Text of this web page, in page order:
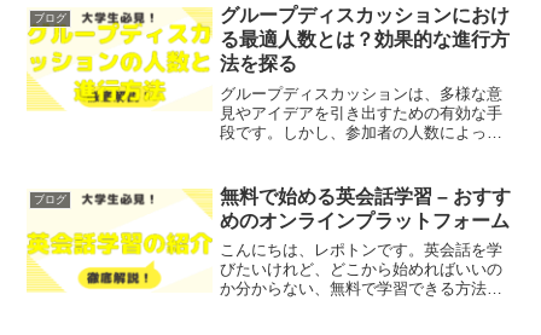
ブログ
グループディスカッションにおけ
る最適人数とは？効果的な進行方
法を探る
グループディスカッションは、多様な意
見やアイデアを引き出すための有効な手
段です。しかし、参加者の人数によって
「なぜ人数が重要なのか？」とお悩みで
はないでしょうか？そこで今...
ブログ
無料で始める英会話学習 – おすす
めのオンラインプラットフォーム
こんにちは、レポトンです。英会話を学
びたいけれど、どこから始めればいいの
か分からない、無料で学習できる方法を